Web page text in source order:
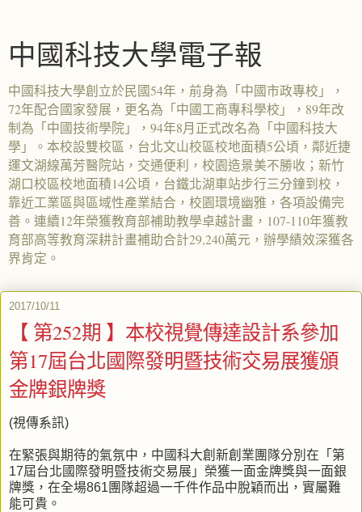
中國科技大學電子報
中國科技大學創立於民國54年，前身為「中國市政專校」，
72年配合國家發展，更名為「中國工商專科學校」，89年改
制為「中國技術學院」，94年8月正式改名為「中國科技大
學」。本校設雙校區，台北文山校區校地面積5公頃，鄰近捷
運文湖線萬芳醫院站，交通便利，校園造景美不勝收；新竹
湖口校區校地面積14公頃，台鐵北湖車站步行三分鐘到校，
靠近工業區與區域性產業結合，校園環境幽雅，各項設備完
善。連續12年榮獲教育部補助教學卓越計畫，107-110年獲教
育部高等教育深耕計畫補助合計29,240萬元，辦學績效深獲各
界肯定。
2017/10/11
【 第252期 】本校視覺傳達設計系參加
第17屆台北國際發明暨技術交易展獲頒
金牌銀牌獎
(視傳系訊)
在緊張與期待的氣氛中，中國科大創新創業團隊分別在「第
17屆台北國際發明暨技術交易展」榮獲一面金牌獎與一面銀
牌獎，在全場861團隊超過一千件作品中脫穎而出，實屬難
能可貴。